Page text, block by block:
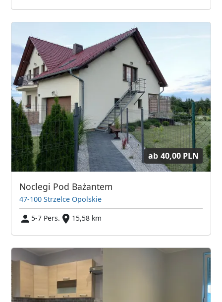
ab 40,00 PLN
Noclegi Pod Bażantem
47-100 Strzelce Opolskie
5-7 Pers.
15,58 km